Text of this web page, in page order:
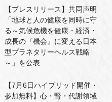
【プレスリリース】共同声明
「地球と人の健康を同時に守
る～気候危機を健康・経済・
成長の『機会』に変える日本
型プラネタリーヘルス戦略
～」を公表
【7月6日ハイブリッド開催・
参加無料】心・腎・代謝領域